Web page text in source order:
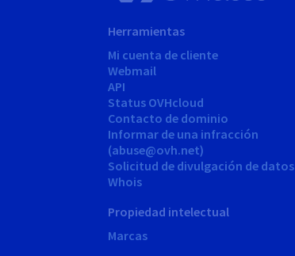
Herramientas
Mi cuenta de cliente
Webmail
API
Status OVHcloud
Contacto de dominio
Informar de una infracción
(abuse@ovh.net)
Solicitud de divulgación de datos
Whois
Propiedad intelectual
Marcas